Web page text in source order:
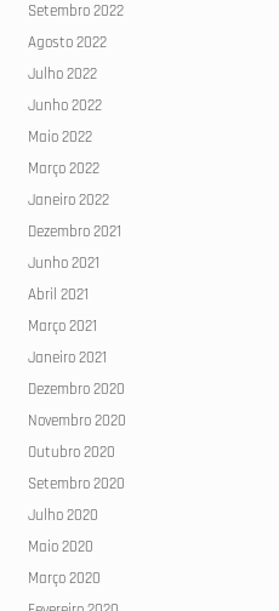
Setembro 2022
Agosto 2022
Julho 2022
Junho 2022
Maio 2022
Março 2022
Janeiro 2022
Dezembro 2021
Junho 2021
Abril 2021
Março 2021
Janeiro 2021
Dezembro 2020
Novembro 2020
Outubro 2020
Setembro 2020
Julho 2020
Maio 2020
Março 2020